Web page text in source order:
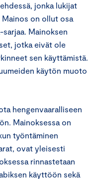
jonka lukijat
on ollut osa
sarjaa. Mainoksen
jotka eivät ole
sen käyttämistä.
käytön muoto
hengenvaaralliseen
Mainoksessa on
työntäminen
ovat yleisesti
rinnastetaan
käyttöön sekä